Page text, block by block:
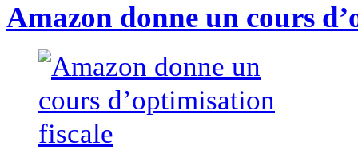
Amazon donne un cours